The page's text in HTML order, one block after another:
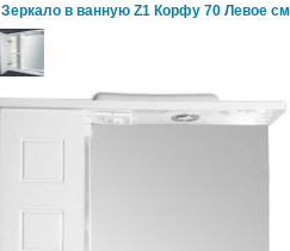
Зеркало в ванную Z1 Корфу 70 Левое см